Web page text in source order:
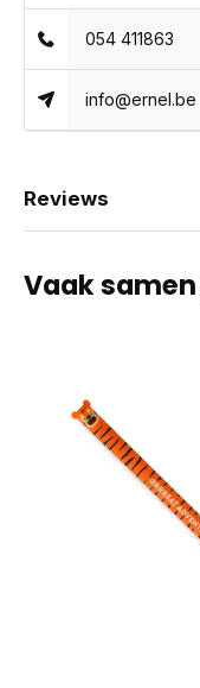
054 411863
info@ernel.be
Reviews
Vaak